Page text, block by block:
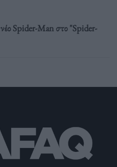
Spider-Man στο "Spider-